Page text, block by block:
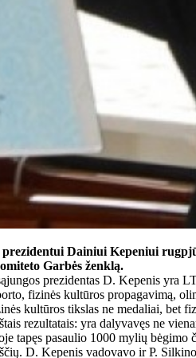
Dainiui Kepeniui
Garbės ženklą.
prezidentas D. Kepenis yra
fizinės kultūros propagavimą,
kultūros tikslas ne medaliai, bet
rezultatais: yra dalyvavęs ne
tapęs pasaulio 1000 mylių
D. Kepenis vadovavo ir P.